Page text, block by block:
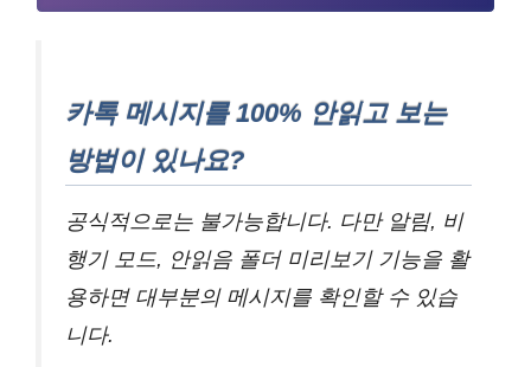
카톡 메시지를 100% 안읽고 보는
방법이 있나요?
공식적으로는 불가능합니다. 다만 알림, 비
행기 모드, 안읽음 폴더 미리보기 기능을 활
용하면 대부분의 메시지를 확인할 수 있습
니다.